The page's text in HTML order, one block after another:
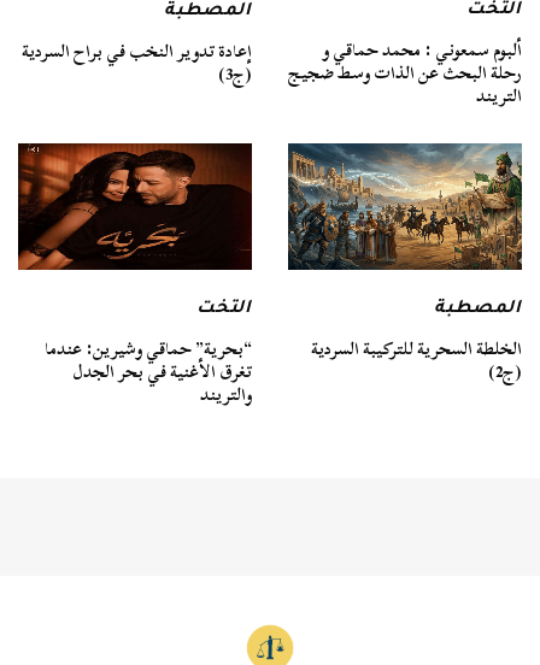
التخت
ألبوم سمعوني : محمد حماقي و
رحلة البحث عن الذات وسط ضجيج
التريند
المصطبة
إعادة تدوير النخب في براح السردية
(ج3)
المصطبة
الخلطة السحرية للتركيبة السردية
(ج2)
التخت
“بحرية” حماقي وشيرين: عندما
تغرق الأغنية في بحر الجدل
والتريند